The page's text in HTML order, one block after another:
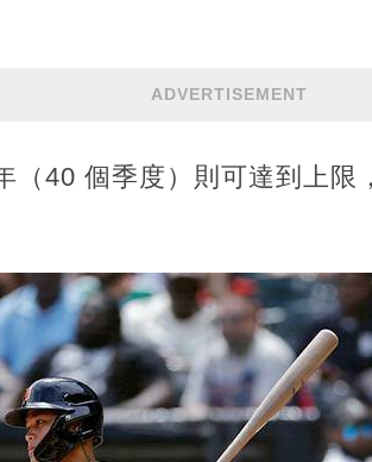
ADVERTISEMENT
（40 個季度）則可達到上限